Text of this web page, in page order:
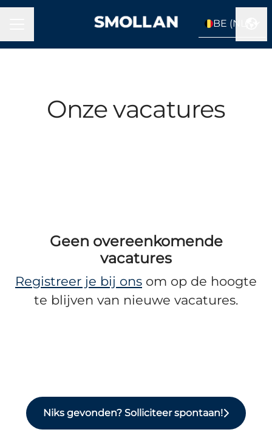
Onze vacatures
Geen overeenkomende
vacatures
Registreer je bij ons om op de hoogte
te blijven van nieuwe vacatures.
Niks gevonden? Solliciteer spontaan!
BE (NL)